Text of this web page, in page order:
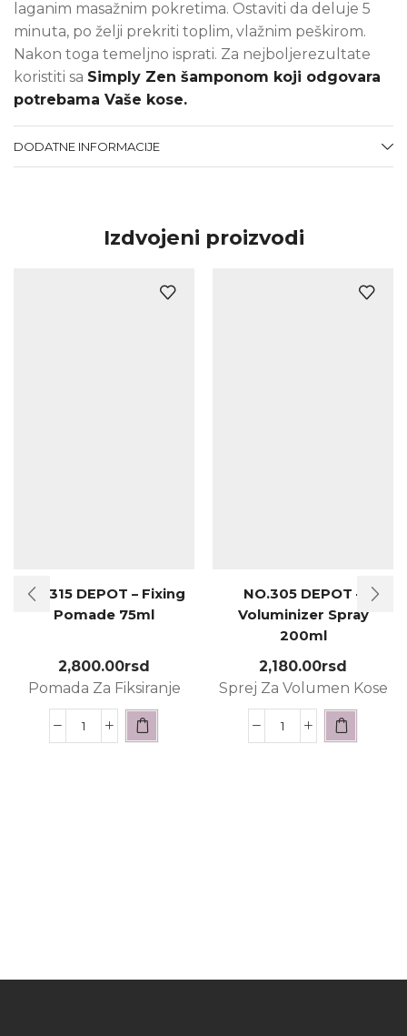
laganim masažnim pokretima. Ostaviti da deluje 5
minuta, po želji prekriti toplim, vlažnim peškirom.
Nakon toga temeljno isprati. Za nejboljerezultate
koristiti sa Simply Zen šamponom koji odgovara
potrebama Vaše kose.
DODATNE INFORMACIJE
Izdvojeni proizvodi
NO.315 DEPOT – Fixing
Pomade 75ml
2,800.00rsd
Pomada Za Fiksiranje
NO.305 DEPOT –
Voluminizer Spray
200ml
2,180.00rsd
Sprej Za Volumen Kose